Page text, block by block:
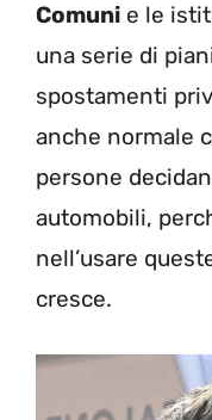
Comuni e le
una serie di
spostamenti
anche normale
persone
automobili,
nell’usare
cresce.